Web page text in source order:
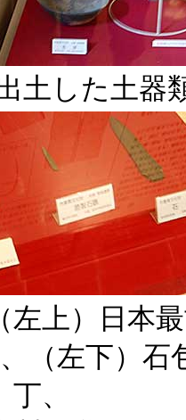
土した土器
上）日本
（左下）石
丁、